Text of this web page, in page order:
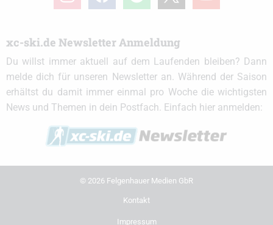
xc-ski.de Newsletter Anmeldung
Du willst immer aktuell auf dem Laufenden bleiben? Dann
melde dich für unseren Newsletter an. Während der Saison
erhältst du damit immer einmal pro Woche die wichtigsten
News und Themen in dein Postfach. Einfach hier anmelden:
© 2026 Felgenhauer Medien GbR
Kontakt
Impressum